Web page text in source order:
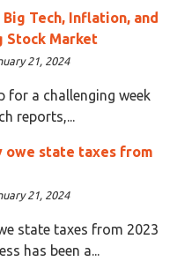
Tech, Inflation, and
Stock Market
21, 2024
for a challenging week
reports,...
owe state taxes from
21, 2024
state taxes from 2023
has been a...